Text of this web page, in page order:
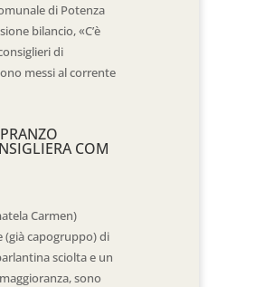
di Potenza
bilancio, «C’è
di
messi al corrente
COM
Carmen)
(già capogruppo) di
sciolta e un
sono